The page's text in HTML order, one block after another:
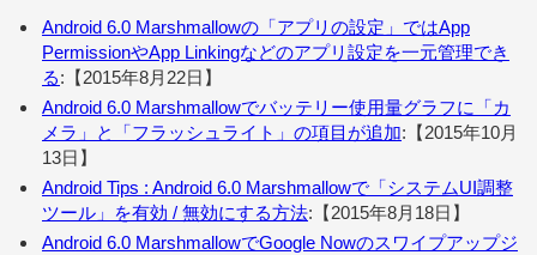
Android 6.0 Marshmallowの「アプリの設定」ではApp
PermissionやApp Linkingなどのアプリ設定を一元管理でき
る:【2015年8月22日】
Android 6.0 Marshmallowでバッテリー使用量グラフに「カ
メラ」と「フラッシュライト」の項目が追加:【2015年10月
13日】
Android Tips : Android 6.0 Marshmallowで「システムUI調整
ツール」を有効 / 無効にする方法:【2015年8月18日】
Android 6.0 MarshmallowでGoogle Nowのスワイプアップジ